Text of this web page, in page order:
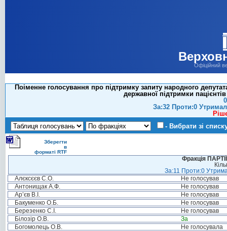
Офіційний
Поіменне голосування про підтримку запиту народного
державної підтримки
За:32 Проти:0
- Вибрати зі
Зберегти
в
форматі RTF
Фракція
За:11 Проти:0
Алєксєєв С.О.
Не голосував
Антонищак А.Ф.
Не голосував
Ар’єв В.І.
Не голосував
Бакуменко О.Б.
Не голосував
Березенко С.І.
Не голосував
Білозір О.В.
За
Богомолець О.В.
Не голосувала